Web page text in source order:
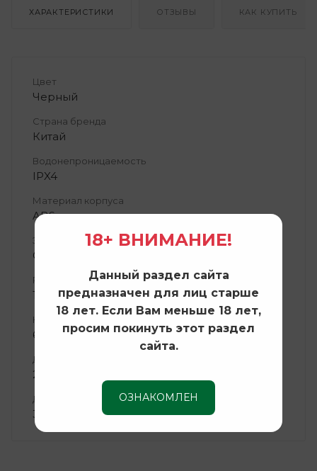
ХАРАКТЕРИСТИКИ ОТЗЫВЫ КАК КУПИТЬ
Цвет
Черный
Страна бренда
Китай
Водонепроницаемость
IPX4
Материал корпуса
ABS-пластик
Элементы питания
CR2 / 3В
Размеры
104 x 75 х 37 мм.
Кратность
6х
Диаметр объектива
21 мм.
Дальность обнаружения объектов, м
3500 м.
18+ ВНИМАНИЕ!
Данный раздел сайта
предназначен для лиц старше
18 лет. Если Вам меньше 18 лет,
просим покинуть этот раздел
сайта.
ОЗНАКОМЛЕН